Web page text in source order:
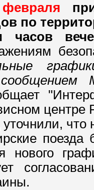
по
часов
что
нового